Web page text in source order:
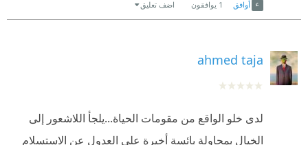
السماوية وغير السماوية الكل يتفق أن الكذب رذيلة و
المزاح أو التستر أو ..... أكثر من تساهلنا مع صفات ذميمة
أخرى
الكذب حقا يؤدي إلى عدة آفات اخرى منها شهادة الزور ،
أكل الحرام ، الخداع ، الظلم .....
قرارة نفسه يريد الإنتحار وموقف بطولي كهذا لن يعنيه
أوافق 1 يوافقون اضف تعليق
ahmed taja
لدى خلو الواقع من مقومات الحياة...يلجأ اللاشعور إلى
الخيال بمحاولة بائسة أخيرة على العدول عن الاستسلام